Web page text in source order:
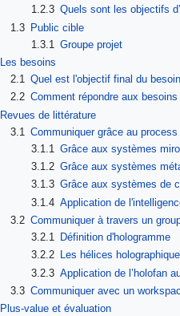
1.2.3 Quels sont les objectifs
1.3
Public cible
1.3.1
Groupe projet
Les besoins
2.1 Quel est l'objectif final du
2.2 Comment répondre aux
Revues de littérature
3.1 Communiquer grâce au
3.1.1
Grâce aux systèmes
3.1.2 Grâce aux systèmes
3.1.3 Grâce aux systèmes de
3.1.4 Application de
3.2 Communiquer à travers un
3.2.1 Définition d'hologramme
3.2.2 Les hélices
3.2.3 Application de l’holofan
3.3 Communiquer avec un
Plus-value et évaluation